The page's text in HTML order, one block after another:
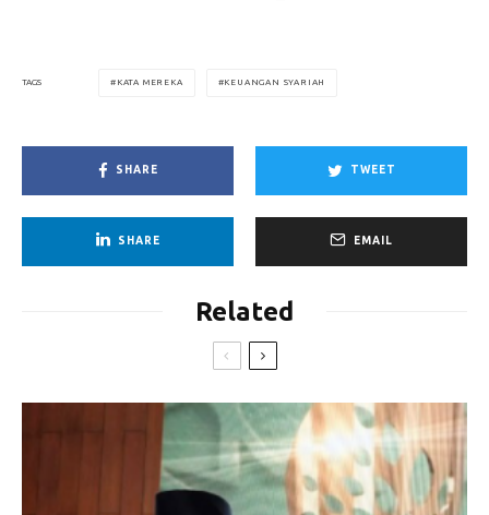
TAGS KATA MEREKA KEUANGAN SYARIAH
SHARE TWEET
SHARE EMAIL
Related